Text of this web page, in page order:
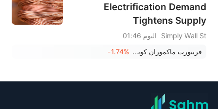
Electrification Demand
Tightens Supply
Simply Wall St
اليوم 01:46
فريبورت ماكموران كوبر آند غولد -1.74%